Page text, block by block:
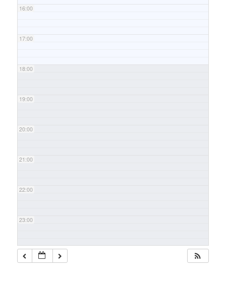
16:00
17:00
18:00
19:00
20:00
21:00
22:00
23:00